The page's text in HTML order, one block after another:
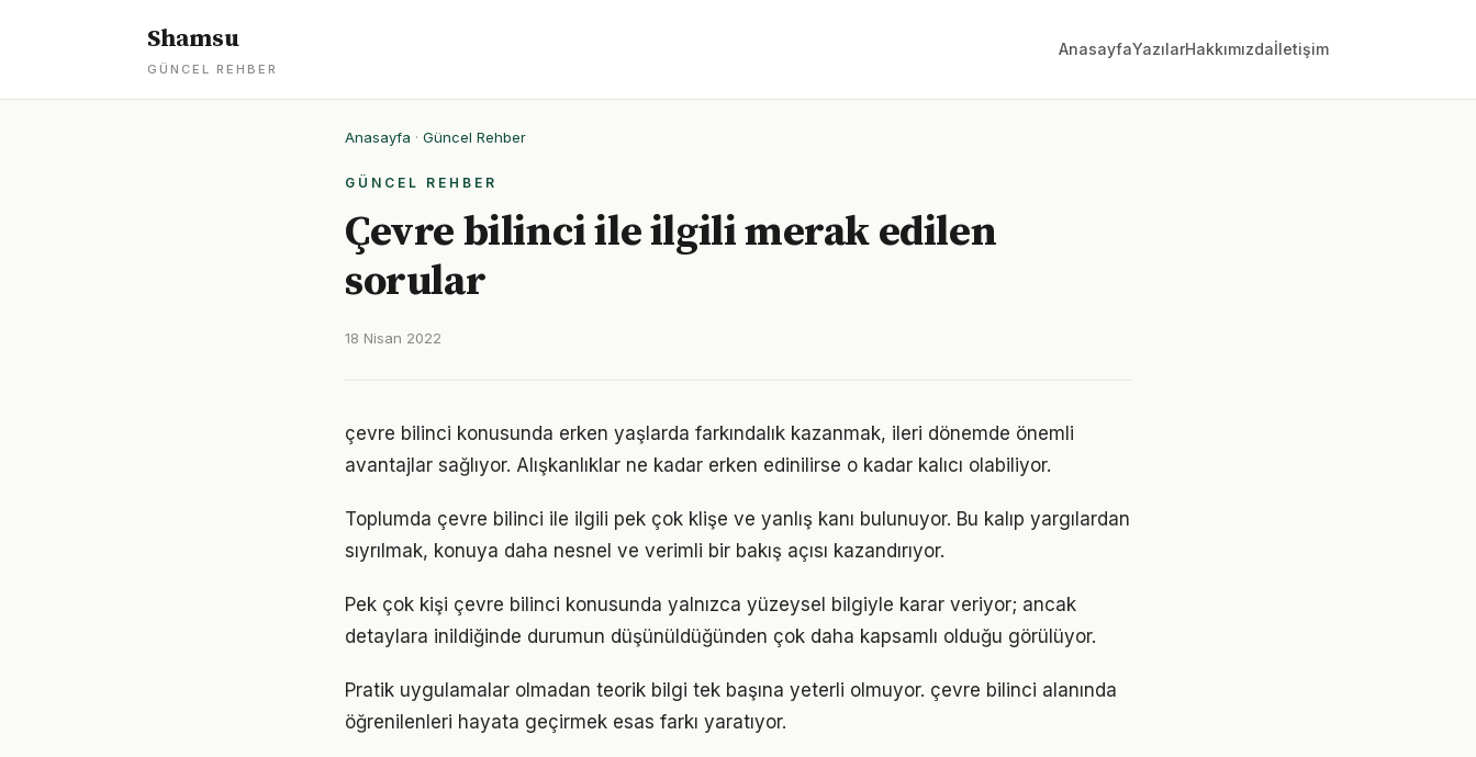
Shamsu
GÜNCEL REHBER
AnasayfaYazılarHakkımızdaİletişim
Anasayfa · Güncel Rehber
GÜNCEL REHBER
Çevre bilinci ile ilgili merak edilen
sorular
18 Nisan 2022
çevre bilinci konusunda erken yaşlarda farkındalık kazanmak, ileri dönemde önemli
avantajlar sağlıyor. Alışkanlıklar ne kadar erken edinilirse o kadar kalıcı olabiliyor.
Toplumda çevre bilinci ile ilgili pek çok klişe ve yanlış kanı bulunuyor. Bu kalıp yargılardan
sıyrılmak, konuya daha nesnel ve verimli bir bakış açısı kazandırıyor.
Pek çok kişi çevre bilinci konusunda yalnızca yüzeysel bilgiyle karar veriyor; ancak
detaylara inildiğinde durumun düşünüldüğünden çok daha kapsamlı olduğu görülüyor.
Pratik uygulamalar olmadan teorik bilgi tek başına yeterli olmuyor. çevre bilinci alanında
öğrenilenleri hayata geçirmek esas farkı yaratıyor.